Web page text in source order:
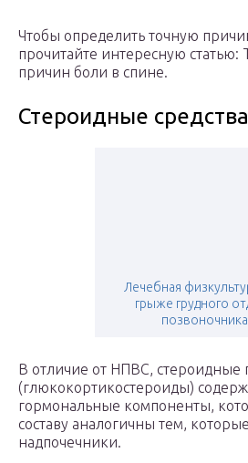
Чтобы определить точную
прочитайте интересную статью:
причин боли в спине.
Стероидные средства
Лечебная
грыже грудного
позвоночника
В отличие от НПВС, стероидные
(глюкокортикостероиды)
гормональные компоненты,
составу аналогичны тем,
надпочечники.